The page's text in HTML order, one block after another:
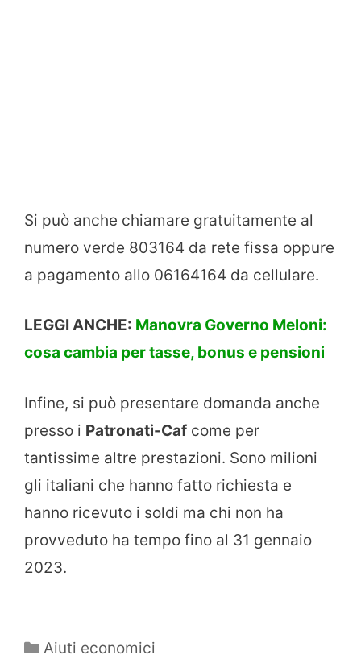
Si può anche chiamare gratuitamente al
numero verde 803164 da rete fissa oppure
a pagamento allo 06164164 da cellulare.
LEGGI ANCHE: Manovra Governo Meloni:
cosa cambia per tasse, bonus e pensioni
Infine, si può presentare domanda anche
presso i Patronati-Caf come per
tantissime altre prestazioni. Sono milioni
gli italiani che hanno fatto richiesta e
hanno ricevuto i soldi ma chi non ha
provveduto ha tempo fino al 31 gennaio
2023.
Categorie
Aiuti economici